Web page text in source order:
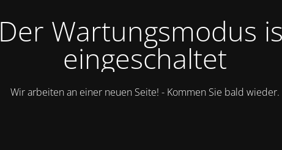
Der Wartungsmodus
eingeschaltet
Wir arbeiten an einer neuen Seite! - Kommen Sie bald wieder.